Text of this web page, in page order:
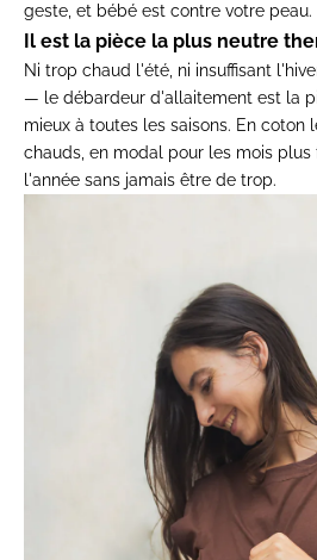
geste, et bébé est contre votre peau.
Il est la pièce la plus neutre
Ni trop chaud l'été, ni insuffisant
— le débardeur d'allaitement est la
mieux à toutes les saisons. En coton
chauds, en modal pour les mois plus
l'année sans jamais être de trop.